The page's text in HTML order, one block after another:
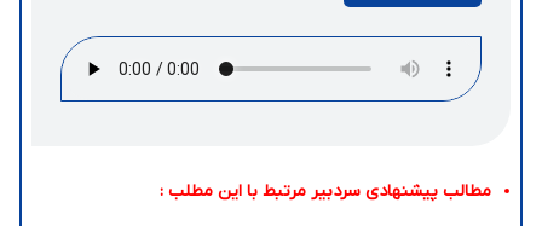
مطالب پیشنهادی سردبیر مرتبط با این مطلب :